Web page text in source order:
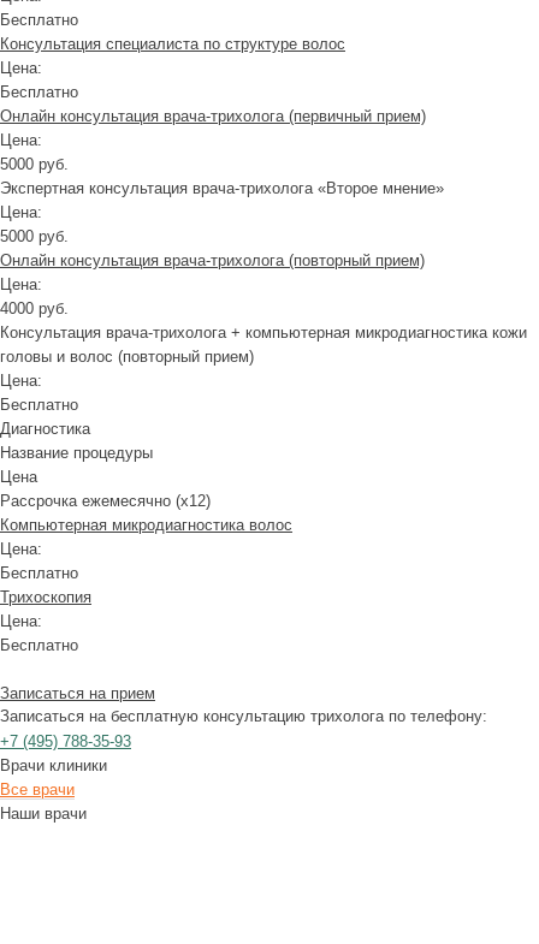
Бесплатно
Консультация специалиста по структуре волос
Цена:
Бесплатно
Онлайн консультация врача-трихолога (первичный прием)
Цена:
5000 руб.
Экспертная консультация врача-трихолога «Второе мнение»
Цена:
5000 руб.
Онлайн консультация врача-трихолога (повторный прием)
Цена:
4000 руб.
Консультация врача-трихолога + компьютерная микродиагностика кожи
головы и волос (повторный прием)
Цена:
Бесплатно
Диагностика
Название процедуры
Цена
Рассрочка ежемесячно (x12)
Компьютерная микродиагностика волос
Цена:
Бесплатно
Трихоскопия
Цена:
Бесплатно
Записаться на прием
Записаться на бесплатную консультацию трихолога по телефону:
+7 (495) 788-35-93
Врачи клиники
Все врачи
Наши врачи